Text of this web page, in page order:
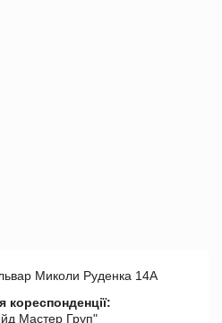
Миколи Руденка 14А
кореспонденції:
Мастер Груп"